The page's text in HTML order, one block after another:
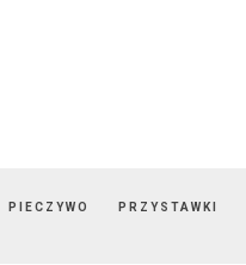
PIECZYWO PRZYSTAWKI